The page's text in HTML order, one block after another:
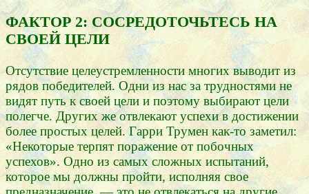
ФАКТОР 2: СОСРЕДОТОЧЬТЕСЬ НА
СВОЕЙ ЦЕЛИ
Отсутствие целеустремленности многих выводит из
рядов победителей. Одни из нас за трудностями не
видят путь к своей цели и поэтому выбирают цели
полегче. Других же отвлекают успехи в достижении
более простых целей. Гарри Трумен как-то заметил:
«Некоторые терпят поражение от побочных
успехов». Одно из самых сложных испытаний,
которое мы должны пройти, исполняя свое